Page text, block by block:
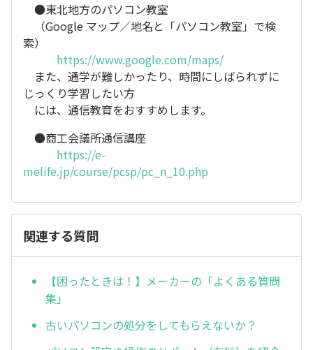
●東北地方のパソコン教室
（Google マップ／地名と「パソコン教室」で検
索）
https://www.google.com/maps/
また、通学が難しかったり、時間にしばられずに
じっくり学習したい方
には、通信教育をおすすめします。
●商工会議所通信講座
https://e-
melife.jp/course/pcsp/pc_n_10.php
関連する質問
【困ったときは！】メーカーの「よくある質問
集」
古いパソコンの処分をしてもらえないか？